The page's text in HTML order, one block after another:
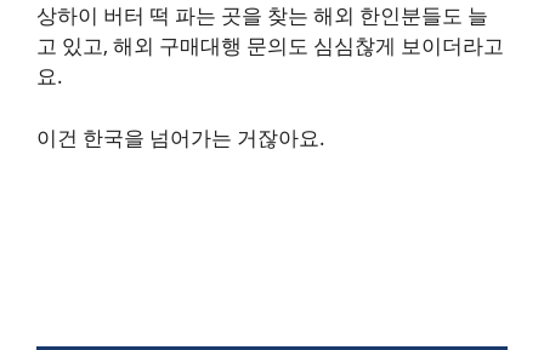
상하이 버터 떡 파는 곳을 찾는 해외 한인분들도 늘
고 있고, 해외 구매대행 문의도 심심찮게 보이더라고
요.
이건 한국을 넘어가는 거잖아요.